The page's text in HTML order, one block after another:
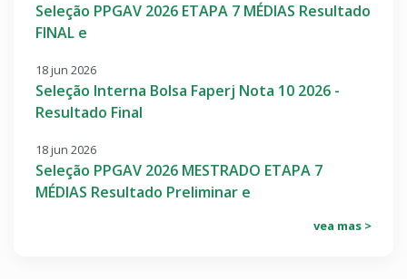
Seleção PPGAV 2026 ETAPA 7 MÉDIAS Resultado
FINAL e
18 jun 2026
Seleção Interna Bolsa Faperj Nota 10 2026 -
Resultado Final
18 jun 2026
Seleção PPGAV 2026 MESTRADO ETAPA 7
MÉDIAS Resultado Preliminar e
vea mas >